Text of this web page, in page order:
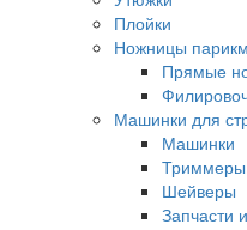
Плойки
Ножницы
Прямые
Машинки для
Машинки
Триммеры
Шейверы
Запчасти